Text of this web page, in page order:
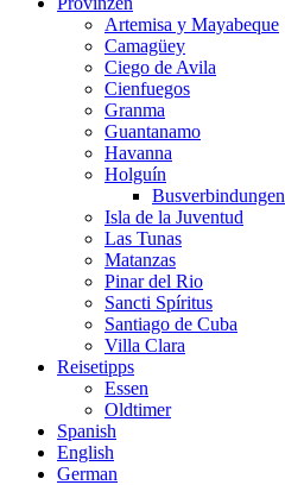
Artemisa y Mayabeque
Camagüey
Ciego de Avila
Cienfuegos
Granma
Guantanamo
Havanna
Holguín
Busverbindungen
Isla de la Juventud
Las Tunas
Matanzas
Pinar del Rio
Sancti Spíritus
Santiago de Cuba
Villa Clara
Reisetipps
Essen
Oldtimer
Spanish
English
German